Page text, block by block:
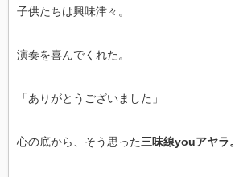
子供たちは興味津々。
演奏を喜んでくれた。
「ありがとうございました」
心の底から、そう思った三味線youアヤラ。